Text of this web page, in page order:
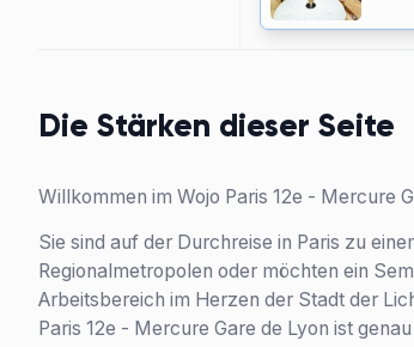
Die Stärken dieser Seite
Willkommen im Wojo Paris 12e - Mercure
Sie sind auf der Durchreise in Paris zu
Regionalmetropolen oder möchten ein
Arbeitsbereich im Herzen der Stadt der
Paris 12e - Mercure Gare de Lyon ist